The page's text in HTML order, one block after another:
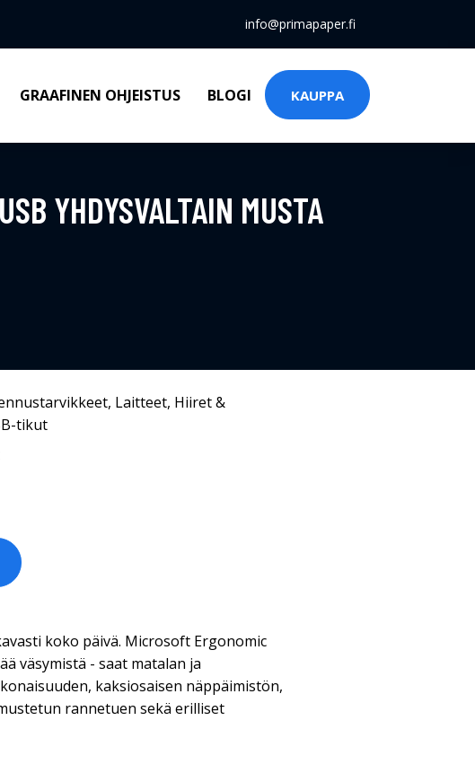
info@primapaper.fi
GRAAFINEN OHJEISTUS BLOGI KAUPPA
YHDYSVALTAIN MUSTA
, Laitteet, Hiiret &
tikut
koko päivä. Microsoft Ergonomic
väsymistä - saat matalan ja
kaksiosaisen näppäimistön,
rannetuen sekä erilliset